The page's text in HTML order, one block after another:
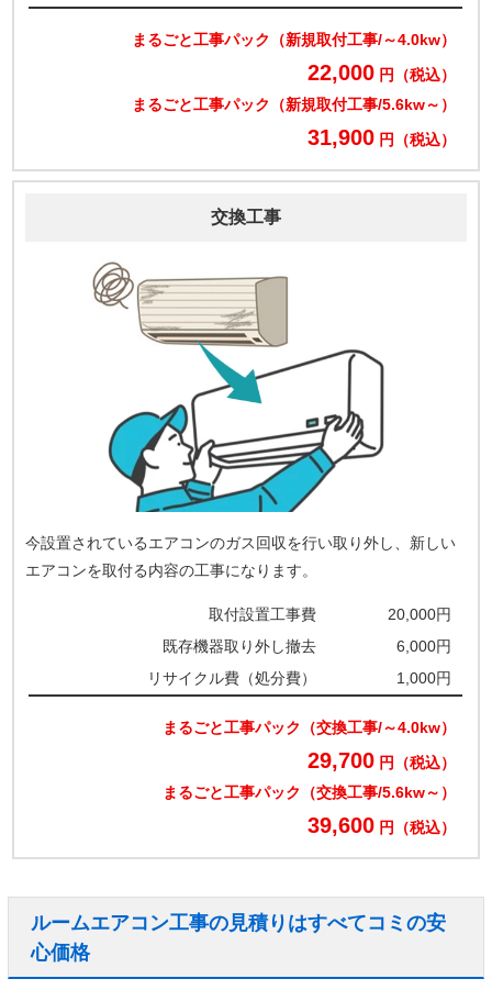
まるごと工事パック（新規取付工事/～4.0kw）
22,000 円（税込）
まるごと工事パック（新規取付工事/5.6kw～）
31,900 円（税込）
交換工事
今設置されているエアコンのガス回収を行い取り外し、新しい
エアコンを取付る内容の工事になります。
取付設置工事費
20,000円
既存機器取り外し撤去
6,000円
リサイクル費（処分費）
1,000円
まるごと工事パック（交換工事/～4.0kw）
29,700 円（税込）
まるごと工事パック（交換工事/5.6kw～）
39,600 円（税込）
ルームエアコン工事の見積りはすべてコミの安
心価格